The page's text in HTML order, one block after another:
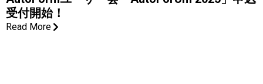
受付開始！
Read More